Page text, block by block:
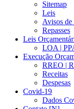
Sitemap
Leis
Avisos
Repasses
Leis
LOA |
Execução
RREO |
Receitas
Despesas
Covid-19
Dados